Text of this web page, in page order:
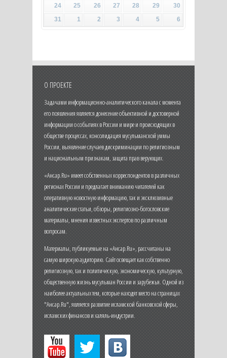
24
25 26 27 28 29
30
31
1 2 3 4 5 6
О ПРОЕКТЕ
Задачами информационно-аналитического канала с момента
его появления является донесение объективной и достоверной
информации о событиях в России и мире и происходящих в
обществе процессах, консолидация мусульманской уммы
России, выявление случаев дискриминации по религиозным
и национальным признакам, защита прав верующих.
«Ансар.Ru» имеет собственных корреспондентов в различных
регионах России и предлагает вниманию читателей как
оперативную новостную информацию, так и эксклюзивные
аналитические статьи, обзоры, религиозно-богословские
материалы, мнения известных экспертов по различным
вопросам.
Материалы, публикуемые на «Ансар.Ru», рассчитаны на
самую широкую аудиторию. Сайт освещает как собственно
религиозную, так и политическую, экономическую, культурную,
общественную жизнь мусульман России и зарубежья. Одной из
наиболее актуальных тем, которые находят место на страницах
"Ансар.Ru", является развитие исламской банковской сферы,
исламских финансов и халяль-индустрии.